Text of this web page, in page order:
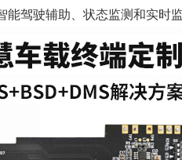
驾驶辅助、状态监测和实时